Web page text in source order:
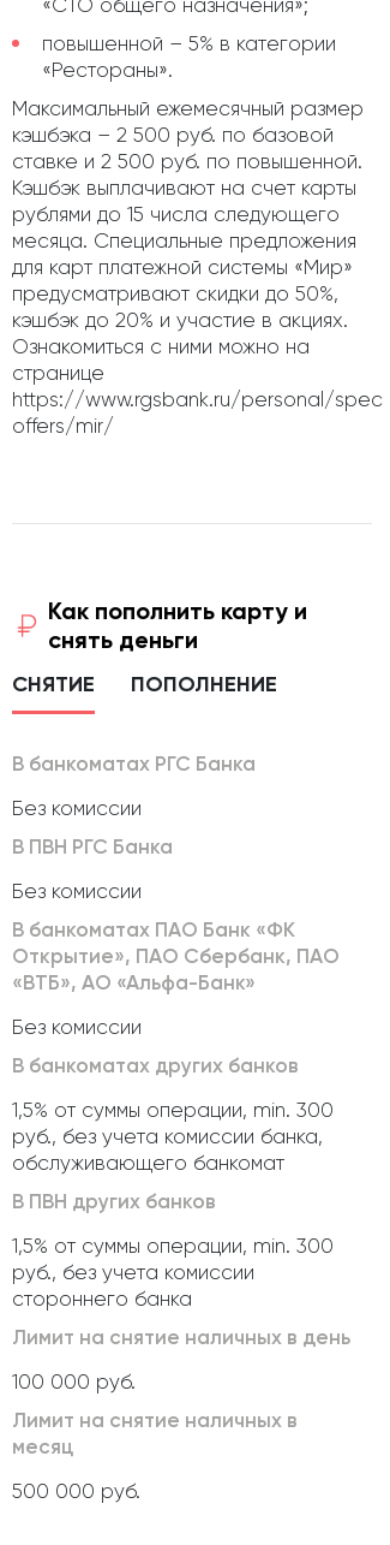
«СТО общего назначения»;
повышенной – 5% в категории
«Рестораны».
Максимальный ежемесячный размер
кэшбэка – 2 500 руб. по базовой
ставке и 2 500 руб. по повышенной.
Кэшбэк выплачивают на счет карты
рублями до 15 числа следующего
месяца. Специальные предложения
для карт платежной системы «Мир»
предусматривают скидки до 50%,
кэшбэк до 20% и участие в акциях.
Ознакомиться с ними можно на
странице
https://www.rgsbank.ru/personal/
offers/mir/
Как пополнить карту и
снять деньги
СНЯТИЕ ПОПОЛНЕНИЕ
В банкоматах РГС Банка
Без комиссии
В ПВН РГС Банка
Без комиссии
В банкоматах ПАО Банк «ФК
Открытие», ПАО Сбербанк, ПАО
«ВТБ», АО «Альфа-Банк»
Без комиссии
В банкоматах других банков
1,5% от суммы операции, min. 300
руб., без учета комиссии банка,
обслуживающего банкомат
В ПВН других банков
1,5% от суммы операции, min. 300
руб., без учета комиссии
стороннего банка
Лимит на снятие наличных в день
100 000 руб.
Лимит на снятие наличных в
месяц
500 000 руб.